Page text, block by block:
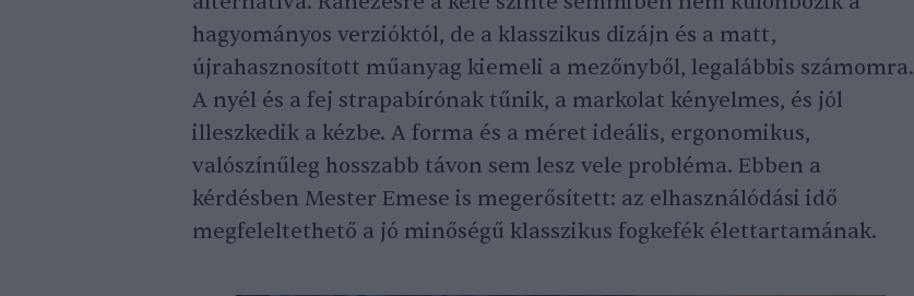
hagyományos verzióktól, de a klasszikus dizájn és a matt,
újrahasznosított műanyag kiemeli a mezőnyből, legalábbis számomra.
A nyél és a fej strapabírónak tűnik, a markolat kényelmes, és jól
illeszkedik a kézbe. A forma és a méret ideális, ergonomikus,
valószínűleg hosszabb távon sem lesz vele probléma. Ebben a
kérdésben Mester Emese is megerősített: az elhasználódási idő
megfeleltethető a jó minőségű klasszikus fogkefék élettartamának.